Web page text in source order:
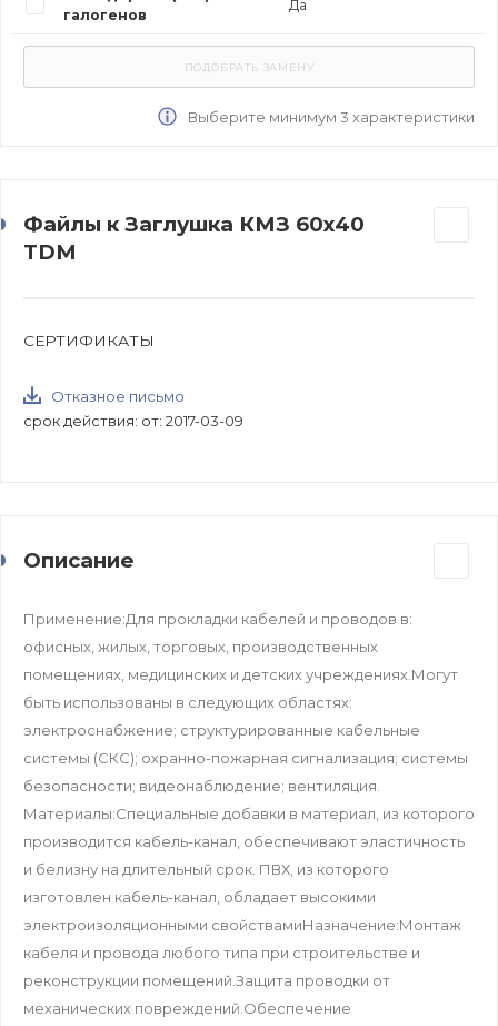
галогенов
Да
Выберите минимум 3 характеристики
Файлы к Заглушка КМЗ 60х40
TDM
СЕРТИФИКАТЫ
Отказное письмо
срок действия: от: 2017-03-09
Описание
Применение:Для прокладки кабелей и проводов в:
офисных, жилых, торговых, производственных
помещениях, медицинских и детских учреждениях.Могут
быть использованы в следующих областях:
электроснабжение; структурированные кабельные
системы (СКС); охранно-пожарная сигнализация; системы
безопасности; видеонаблюдение; вентиляция.
Материалы:Специальные добавки в материал, из которого
производится кабель-канал, обеспечивают эластичность
и белизну на длительный срок. ПВХ, из которого
изготовлен кабель-канал, обладает высокими
электроизоляционными свойствамиНазначение:Монтаж
кабеля и провода любого типа при строительстве и
реконструкции помещений.Защита проводки от
механических повреждений.Обеспечение